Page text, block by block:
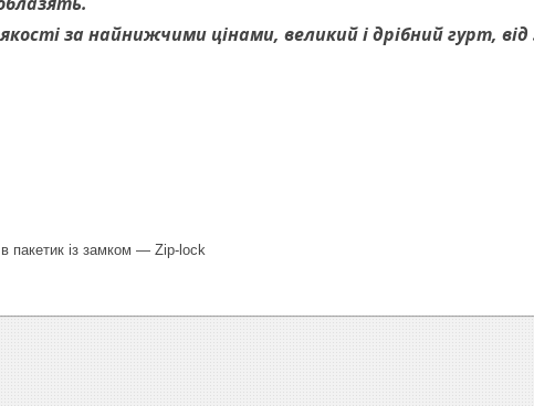
за найнижчими цінами, великий і дрібний гурт, від
пакетик із замком — Zip-lock